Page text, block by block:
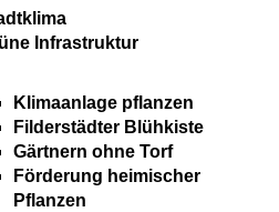
Infrastruktur
Klimaanlage pflanzen
Filderstädter Blühkiste
Gärtnern ohne Torf
Förderung heimischer
Pflanzen